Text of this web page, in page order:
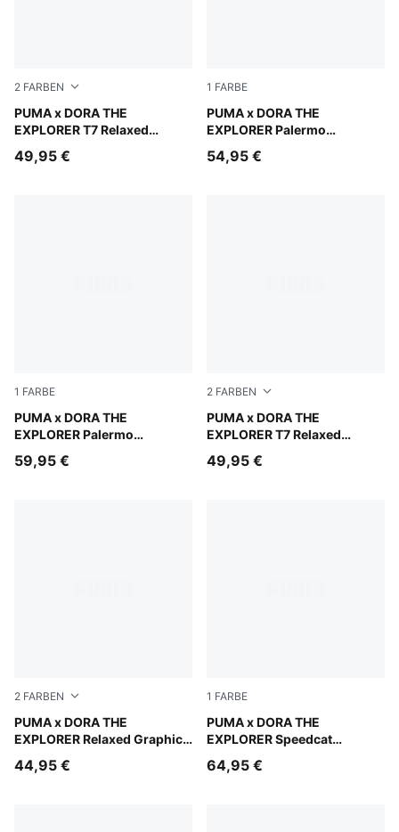
2 FARBEN
PUMA x DORA THE
EXPLORER T7 Relaxed
Chambray Blue
49,95 €
1 FARBE
PUMA x DORA THE
EXPLORER Palermo
Mauve Glow-Warm White
54,95 €
1 FARBE
PUMA x DORA THE
EXPLORER Palermo
Mauve Glow-Warm White
59,95 €
2 FARBEN
PUMA x DORA THE
EXPLORER T7 Relaxed
Mauve Glow
49,95 €
2 FARBEN
PUMA x DORA THE
EXPLORER Relaxed Graphic
Mauve Glow
44,95 €
1 FARBE
PUMA x DORA THE
EXPLORER Speedcat
Mauve Glow-Powder Pink
64,95 €